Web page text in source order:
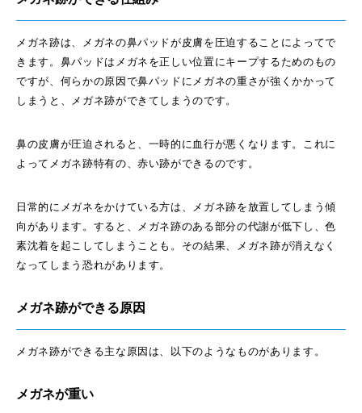
メガネ跡は、メガネの鼻パッドが皮膚を圧迫することによってで
きます。鼻パッドはメガネを正しい位置にキープするためのもの
ですが、何らかの原因で鼻パッドにメガネの重さが強くかかって
しまうと、メガネ跡ができてしまうのです。
鼻の皮膚が圧迫されると、一時的に血行が悪くなります。これに
よってメガネ跡特有の、赤い跡ができるのです。
日常的にメガネをかけている方は、メガネ跡を放置してしまう傾
向があります。すると、メガネ跡のある部分の代謝が低下し、色
素沈着を起こしてしまうことも。その結果、メガネ跡が消えなく
なってしまう恐れがあります。
メガネ跡ができる原因
メガネ跡ができる主な原因は、以下のようなものがあります。
メガネが重い